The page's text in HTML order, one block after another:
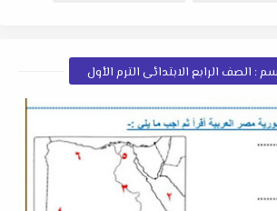
: الصف الرابع الابتدائى الترم الأول